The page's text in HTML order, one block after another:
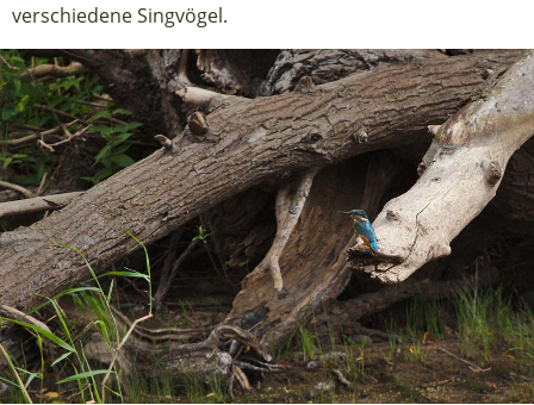
verschiedene Singvögel.